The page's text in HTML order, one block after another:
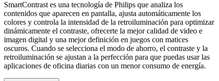
SmartContrast es una tecnología de Philips que analiza los
contenidos que aparecen en pantalla, ajusta automáticamente los
colores y controla la intensidad de la retroiluminación para optimizar
dinámicamente el contraste, ofrecerte la mejor calidad de video e
imagen digital y una mejor definición en juegos con matices
oscuros. Cuando se selecciona el modo de ahorro, el contraste y la
retroiluminación se ajustan a la perfección para que puedas usar las
aplicaciones de oficina diarias con un menor consumo de energía.